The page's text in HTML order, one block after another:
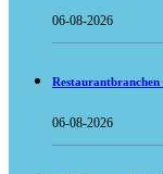
06-08-2026
06-08-2026